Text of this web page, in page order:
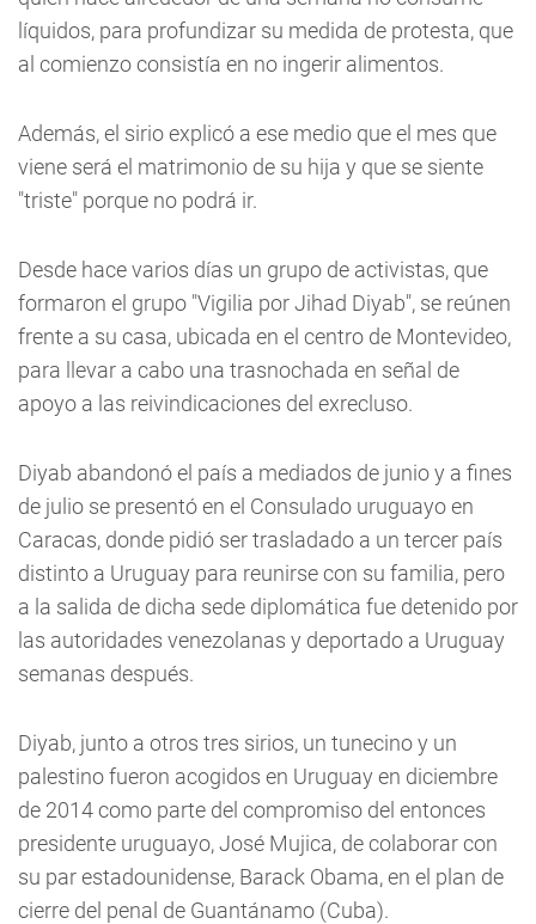
líquidos, para profundizar su medida de protesta, que
al comienzo consistía en no ingerir alimentos.
Además, el sirio explicó a ese medio que el mes que
viene será el matrimonio de su hija y que se siente
"triste" porque no podrá ir.
Desde hace varios días un grupo de activistas, que
formaron el grupo "Vigilia por Jihad Diyab", se reúnen
frente a su casa, ubicada en el centro de Montevideo,
para llevar a cabo una trasnochada en señal de
apoyo a las reivindicaciones del exrecluso.
Diyab abandonó el país a mediados de junio y a fines
de julio se presentó en el Consulado uruguayo en
Caracas, donde pidió ser trasladado a un tercer país
distinto a Uruguay para reunirse con su familia, pero
a la salida de dicha sede diplomática fue detenido por
las autoridades venezolanas y deportado a Uruguay
semanas después.
Diyab, junto a otros tres sirios, un tunecino y un
palestino fueron acogidos en Uruguay en diciembre
de 2014 como parte del compromiso del entonces
presidente uruguayo, José Mujica, de colaborar con
su par estadounidense, Barack Obama, en el plan de
cierre del penal de Guantánamo (Cuba).